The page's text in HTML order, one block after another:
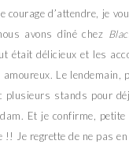
courage d’attendre, je
avons dîné chez
était délicieux et les
Le lendemain,
plusieurs stands pour
Et je confirme,
!! Je regrette de ne pas